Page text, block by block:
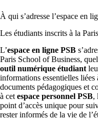
À qui s’adresse l’espace en
Les étudiants inscrits à la
L’espace en ligne PSB
Paris School of Business,
outil numérique étudiant
informations essentielles
documents pédagogiques et
à cet espace personnel PSB,
point d’accès unique pour
rester informés de la vie de